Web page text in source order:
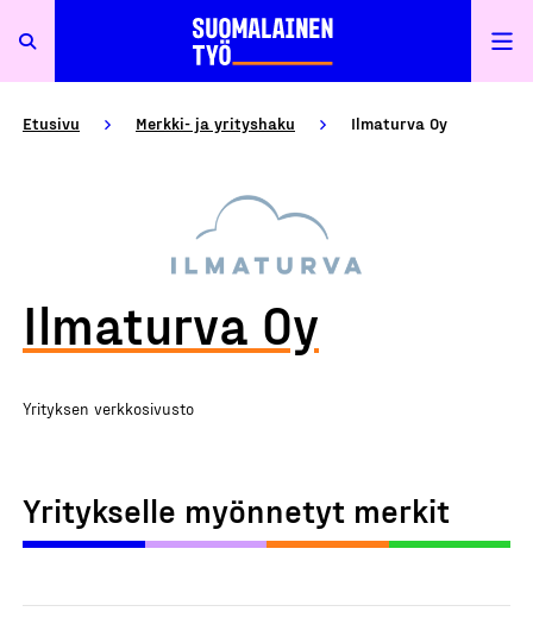
Etusivu Merkki- ja yrityshaku Ilmaturva Oy
Ilmaturva Oy
Yrityksen verkkosivusto
Yritykselle myönnetyt merkit